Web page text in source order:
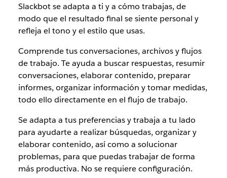
Slackbot se adapta a ti y a cómo trabajas, de
modo que el resultado final se siente personal y
refleja el tono y el estilo que usas.
Comprende tus conversaciones, archivos y flujos
de trabajo. Te ayuda a buscar respuestas, resumir
conversaciones, elaborar contenido, preparar
informes, organizar información y tomar medidas,
todo ello directamente en el flujo de trabajo.
Se adapta a tus preferencias y trabaja a tu lado
para ayudarte a realizar búsquedas, organizar y
elaborar contenido, así como a solucionar
problemas, para que puedas trabajar de forma
más productiva. No se requiere configuración.